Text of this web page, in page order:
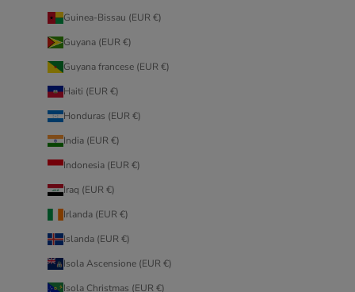
Guinea-Bissau (EUR €)
Guyana (EUR €)
Guyana francese (EUR €)
Haiti (EUR €)
Honduras (EUR €)
India (EUR €)
Indonesia (EUR €)
Iraq (EUR €)
Irlanda (EUR €)
Islanda (EUR €)
Isola Ascensione (EUR €)
Isola Christmas (EUR €)